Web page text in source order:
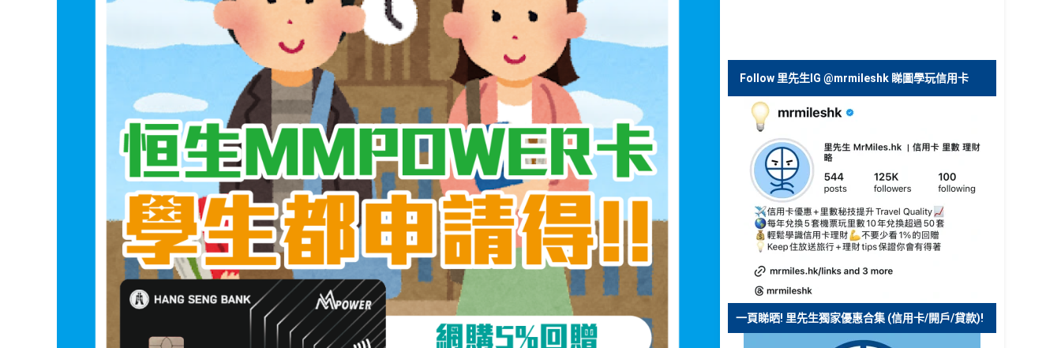
Follow 里先生IG @mrmileshk 睇圖學玩信用卡
一頁睇晒! 里先生獨家優惠合集 (信用卡/開戶/貸款)!